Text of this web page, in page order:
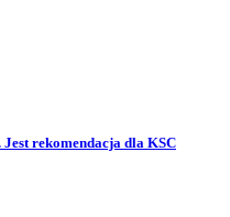
rekomendacja dla KSC